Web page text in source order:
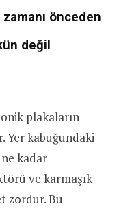
önceden
değil
plakaların
Yer kabuğundaki
kadar
ve karmaşık
zordur. Bu